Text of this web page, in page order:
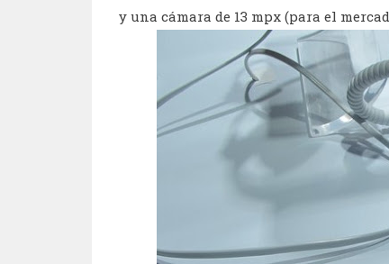
y una cámara de 13 mpx (para el